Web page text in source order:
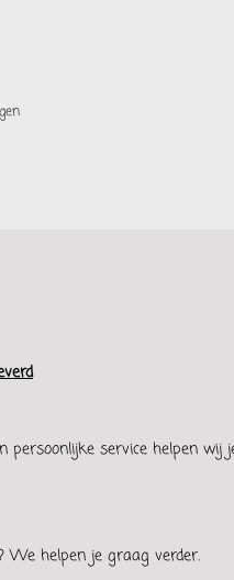
service helpen wij
We helpen je graag verder.